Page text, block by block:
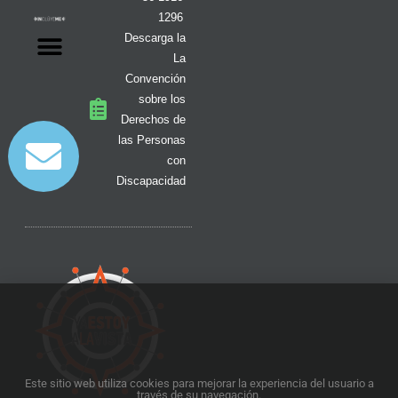
1296
Descarga la
La
Convención
sobre los
Derechos de
las Personas
con
Discapacidad
Este sitio web utiliza cookies para mejorar la experiencia del usuario a
través de su navegación.